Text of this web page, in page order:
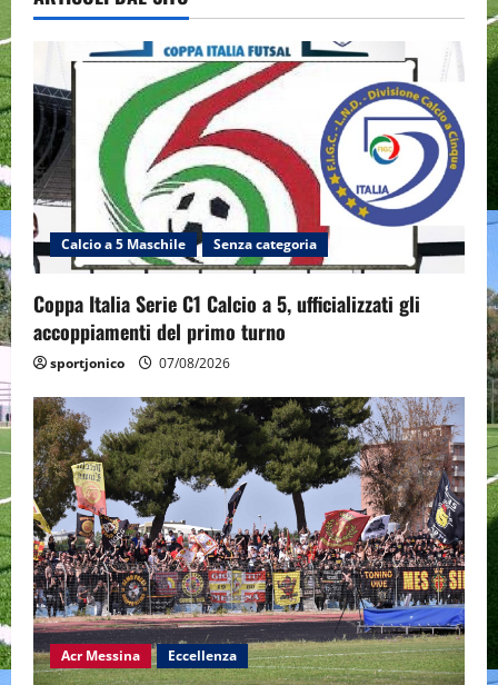
Calcio a 5 Maschile Senza categoria
Coppa Italia Serie C1 Calcio a 5, ufficializzati gli
accoppiamenti del primo turno
sportjonico 07/08/2026
Acr Messina Eccellenza